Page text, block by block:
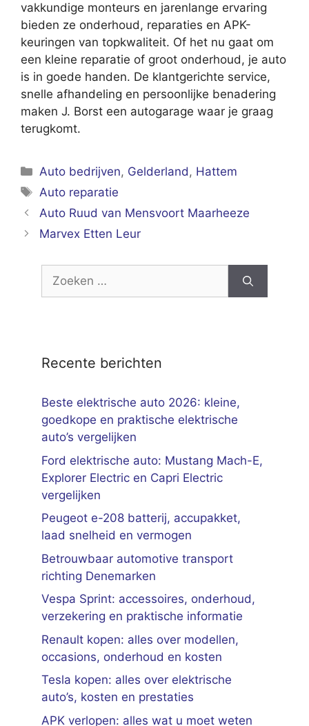
vakkundige monteurs en jarenlange ervaring
bieden ze onderhoud, reparaties en APK-
keuringen van topkwaliteit. Of het nu gaat om
een kleine reparatie of groot onderhoud, je auto
is in goede handen. De klantgerichte service,
snelle afhandeling en persoonlijke benadering
maken J. Borst een autogarage waar je graag
terugkomt.
Categorieën
Auto bedrijven, Gelderland, Hattem
Tags
Auto reparatie
Auto Ruud van Mensvoort Maarheeze
Marvex Etten Leur
Zoek
Recente berichten
Beste elektrische auto 2026: kleine,
goedkope en praktische elektrische
auto’s vergelijken
Ford elektrische auto: Mustang Mach-E,
Explorer Electric en Capri Electric
vergelijken
Peugeot e-208 batterij, accupakket,
laad snelheid en vermogen
Betrouwbaar automotive transport
richting Denemarken
Vespa Sprint: accessoires, onderhoud,
verzekering en praktische informatie
Renault kopen: alles over modellen,
occasions, onderhoud en kosten
Tesla kopen: alles over elektrische
auto’s, kosten en prestaties
APK verlopen: alles wat u moet weten